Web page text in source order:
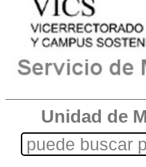
Unidad de